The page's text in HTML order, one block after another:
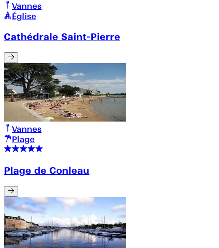
Vannes
Église
Cathédrale Saint-Pierre
Vannes
Plage
Plage de Conleau